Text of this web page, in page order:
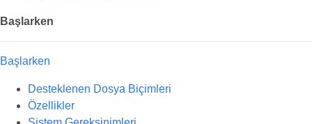
Başlarken
Başlarken
Desteklenen Dosya Biçimleri
Özellikler